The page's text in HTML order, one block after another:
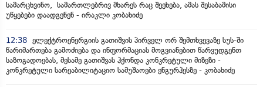
სამარცხვინო, სამართლებრივ მხარეს რაც შეეხება, ამას შესაბამისი
უწყებები დაადგენენ - ირაკლი კობახიძე
12:38 ელექტროენერგიის გათიშვის პირველ ორ შემთხვევაზე სუს-ში
წარიმართება გამოძიება და ინფორმაციას მოგვიანებით წარვუდგენთ
საზოგადოებას, მესამე გათიშვას ჰქონდა კონკრეტული მიზეზი -
კონკრეტული სარეაბილიტაციო სამუშაოები ენგურჰესზე - კობახიძე